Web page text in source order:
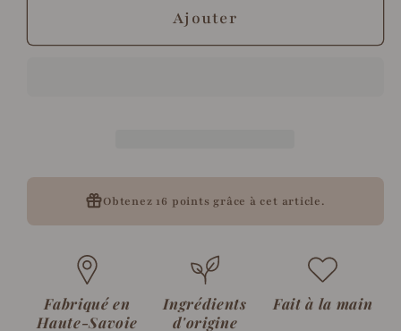
Savon
poivrée
Sauvage
Savon
·
Sauvage
Ajouter
Obtenez 16 points grâce à cet article.
Fabriqué en
Haute-Savoie
Ingrédients
d'origine
Fait à la main